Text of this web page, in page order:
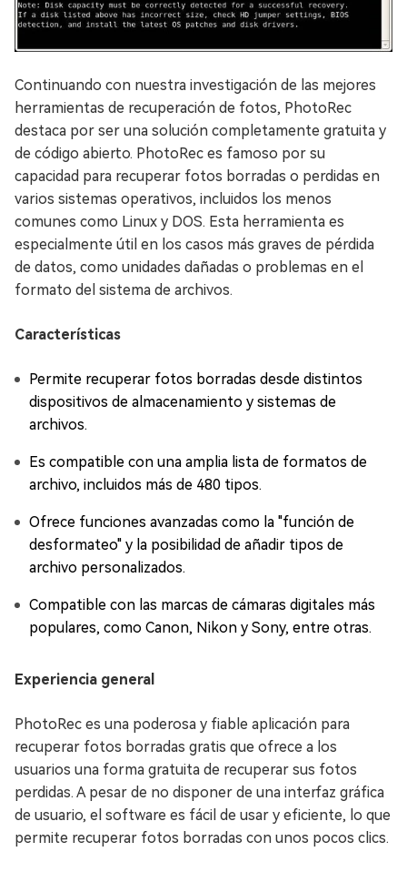
Continuando con nuestra investigación de las mejores
herramientas de recuperación de fotos, PhotoRec
destaca por ser una solución completamente gratuita y
de código abierto. PhotoRec es famoso por su
capacidad para recuperar fotos borradas o perdidas en
varios sistemas operativos, incluidos los menos
comunes como Linux y DOS. Esta herramienta es
especialmente útil en los casos más graves de pérdida
de datos, como unidades dañadas o problemas en el
formato del sistema de archivos.
Características
Permite recuperar fotos borradas desde distintos
dispositivos de almacenamiento y sistemas de
archivos.
Es compatible con una amplia lista de formatos de
archivo, incluidos más de 480 tipos.
Ofrece funciones avanzadas como la "función de
desformateo" y la posibilidad de añadir tipos de
archivo personalizados.
Compatible con las marcas de cámaras digitales más
populares, como Canon, Nikon y Sony, entre otras.
Experiencia general
PhotoRec es una poderosa y fiable aplicación para
recuperar fotos borradas gratis que ofrece a los
usuarios una forma gratuita de recuperar sus fotos
perdidas. A pesar de no disponer de una interfaz gráfica
de usuario, el software es fácil de usar y eficiente, lo que
permite recuperar fotos borradas con unos pocos clics.